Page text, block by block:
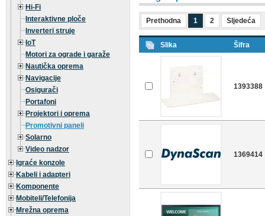
Hi-Fi
Interaktivne ploče
Inverteri struje
IoT
Motori za ograde i garaže
Nautička oprema
Navigacije
Osigurači
Portafoni
Projektori i oprema
Promotivni paneli
Solarno
Video nadzor
Igraće konzole
Kabeli i adapteri
Komponente
Mobiteli/Telefonija
Mrežna oprema
Prethodna 1 2 Sljedeća
Slika Šifra
1393388
1369414